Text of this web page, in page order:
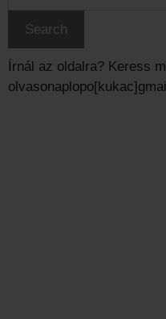
Írnál az oldalra? Keress